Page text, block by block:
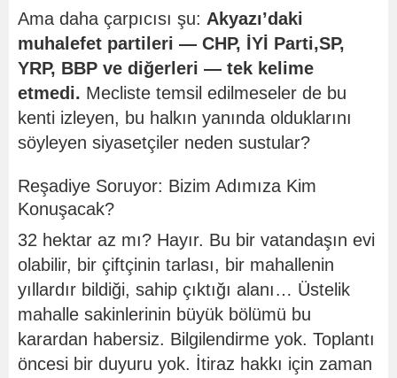
Ama daha çarpıcısı şu: Akyazı’daki
muhalefet partileri — CHP, İYİ Parti,SP,
YRP, BBP ve diğerleri — tek kelime
etmedi. Mecliste temsil edilmeseler de bu
kenti izleyen, bu halkın yanında olduklarını
söyleyen siyasetçiler neden sustular?
Reşadiye Soruyor: Bizim Adımıza Kim
Konuşacak?
32 hektar az mı? Hayır. Bu bir vatandaşın evi
olabilir, bir çiftçinin tarlası, bir mahallenin
yıllardır bildiği, sahip çıktığı alanı… Üstelik
mahalle sakinlerinin büyük bölümü bu
karardan habersiz. Bilgilendirme yok. Toplantı
öncesi bir duyuru yok. İtiraz hakkı için zaman